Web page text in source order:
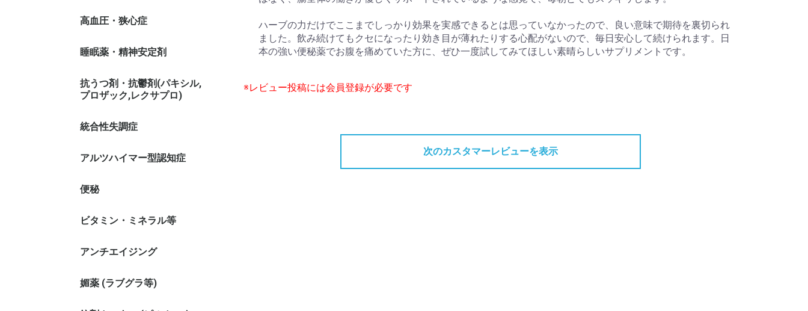
高血圧・狭心症
睡眠薬・精神安定剤
抗うつ剤・抗鬱剤(パキシル,
プロザック,レクサプロ)
統合性失調症
アルツハイマー型認知症
便秘
ビタミン・ミネラル等
アンチエイジング
媚薬 (ラブグラ等)
ハーブの力だけでここまでしっかり効果を実感できるとは思っていなかったので、良い意味で期待を裏切られ
ました。飲み続けてもクセになったり効き目が薄れたりする心配がないので、毎日安心して続けられます。日
本の強い便秘薬でお腹を痛めていた方に、ぜひ一度試してみてほしい素晴らしいサプリメントです。
※レビュー投稿には会員登録が必要です
次のカスタマーレビューを表示